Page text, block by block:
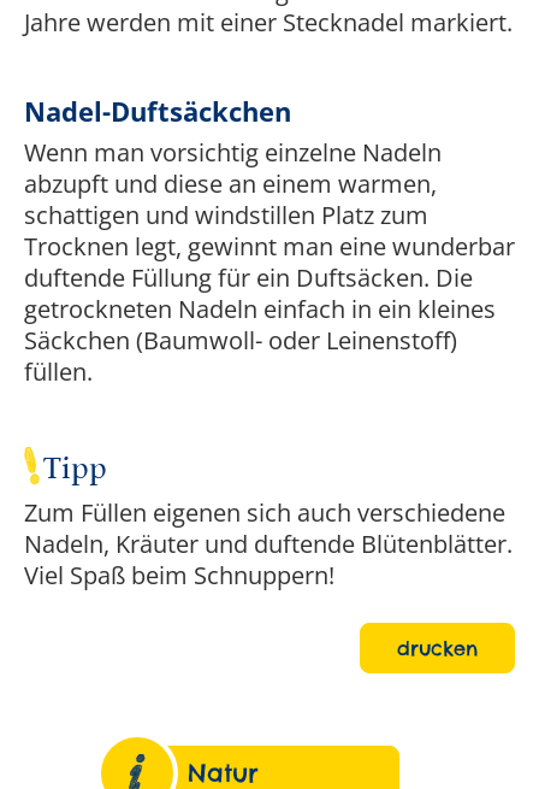
Jahre werden mit einer Stecknadel markiert.
Nadel-Duftsäckchen
Wenn man vorsichtig einzelne Nadeln
abzupft und diese an einem warmen,
schattigen und windstillen Platz zum
Trocknen legt, gewinnt man eine wunderbar
duftende Füllung für ein Duftsäcken. Die
getrockneten Nadeln einfach in ein kleines
Säckchen (Baumwoll- oder Leinenstoff)
füllen.
Tipp
Zum Füllen eigenen sich auch verschiedene
Nadeln, Kräuter und duftende Blütenblätter.
Viel Spaß beim Schnuppern!
drucken
Natur